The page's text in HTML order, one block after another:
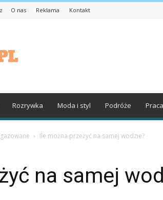
O nas Reklama Kontakt
Rozrywka Moda i styl Podróże Praca
Ile można przeżyć na samej wodzie?
na samej